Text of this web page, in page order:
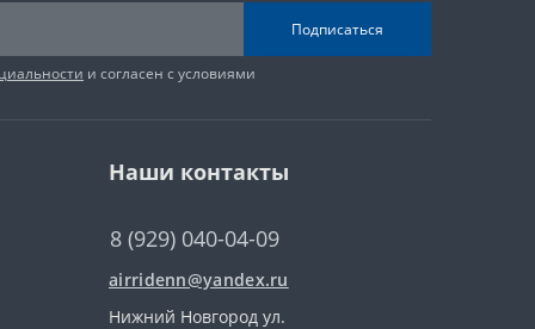
Подписаться
и согласен с условиями
Наши контакты
8 (929) 040-04-09
airridenn@yandex.ru
Нижний Новгород ул.